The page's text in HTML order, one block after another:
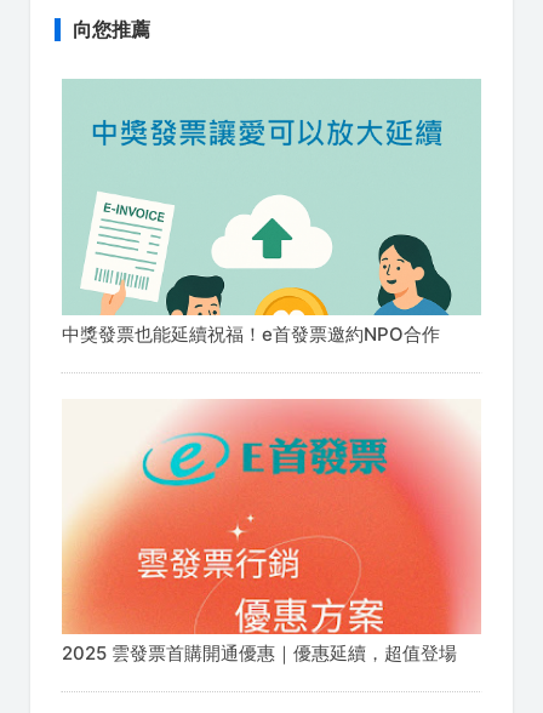
向您推薦
中獎發票也能延續祝福！e首發票邀約NPO合作
2025 雲發票首購開通優惠｜優惠延續，超值登場